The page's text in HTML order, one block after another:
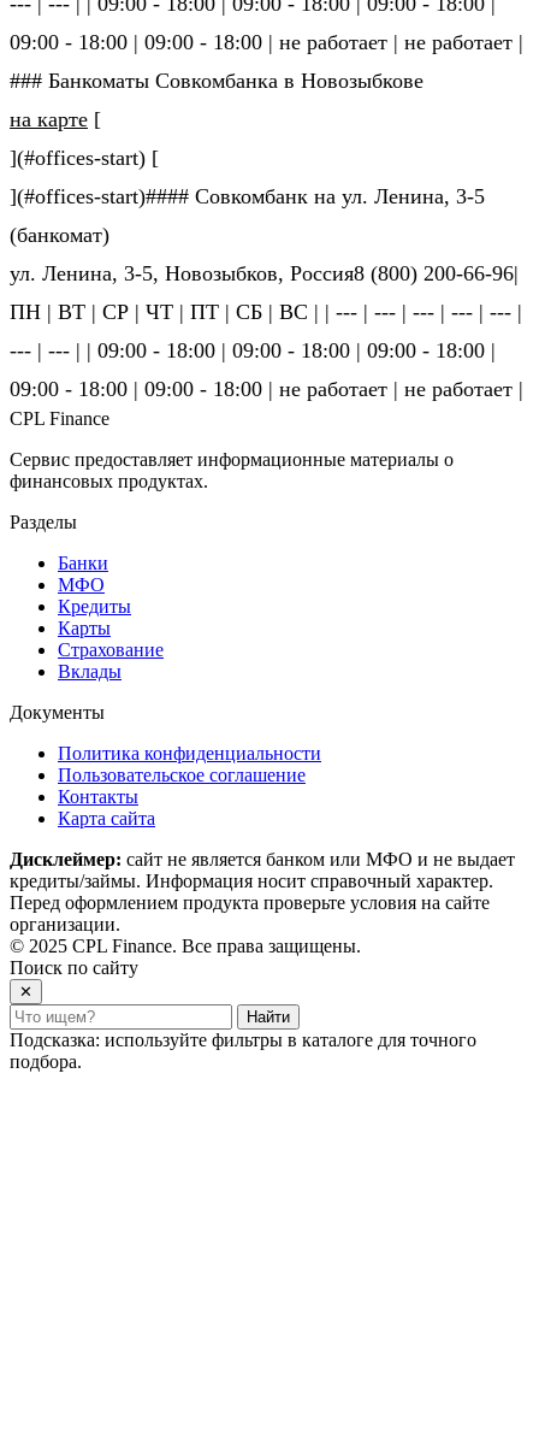
09:00 - 18:00 | 09:00 - 18:00 | не ра­бо­та­ет | не ра­бо­та­ет |
### Банкоматы Совкомбанка в Новозыбкове
на карте [
](#offices-start) [
](#offices-start)#### Совкомбанк на ул. Ленина, 3-5
(банкомат)
ул. Ленина, 3-5, Новозыбков, Россия8 (800) 200-66-96|
ПН | ВТ | СР | ЧТ | ПТ | СБ | ВС | | --- | --- | --- | --- | --- |
--- | --- | | 09:00 - 18:00 | 09:00 - 18:00 | 09:00 - 18:00 |
09:00 - 18:00 | 09:00 - 18:00 | не ра­бо­та­ет | не ра­бо­та­ет |
CPL Finance
Сервис предоставляет информационные материалы о
финансовых продуктах.
Разделы
Банки
МФО
Кредиты
Карты
Страхование
Вклады
Документы
Политика конфиденциальности
Пользовательское соглашение
Контакты
Карта сайта
Дисклеймер: сайт не является банком или МФО и не выдает
кредиты/займы. Информация носит справочный характер.
Перед оформлением продукта проверьте условия на сайте
организации.
© 2025 CPL Finance. Все права защищены.
Поиск по сайту
✕
Найти
Подсказка: используйте фильтры в каталоге для точного
подбора.